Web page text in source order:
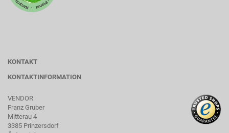
KONTAKT
KONTAKTINFORMATION
VENDOR
Franz Gruber
Mitterau 4
3385 Prinzersdorf